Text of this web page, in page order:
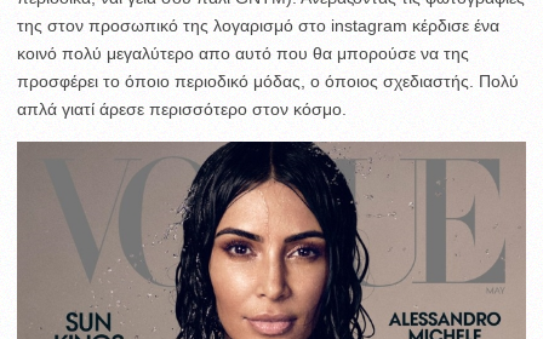
της στον προσωπικό της λογαρισμό στο instagram κέρδισε ένα
κοινό πολύ μεγαλύτερο απο αυτό που θα μπορούσε να της
προσφέρει το όποιο περιοδικό μόδας, ο όποιος σχεδιαστής. Πολύ
απλά γιατί άρεσε περισσότερο στον κόσμο.